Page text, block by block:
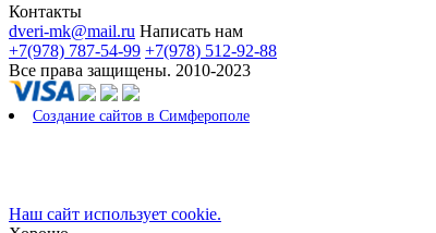
Контакты
dveri-mk@mail.ru Написать нам
+7(978) 787-54-99 +7(978) 512-92-88
Все права защищены. 2010-2023
Создание сайтов в Симферополе
Наш сайт использует cookie.